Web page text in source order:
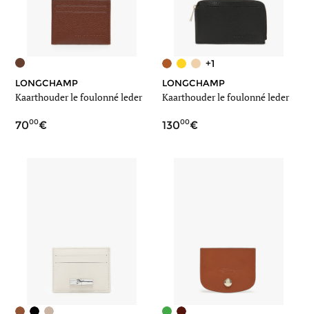
LONGCHAMP
Kaarthouder le foulonné leder
7000
+1
LONGCHAMP
Kaarthouder le foulonné leder
13000